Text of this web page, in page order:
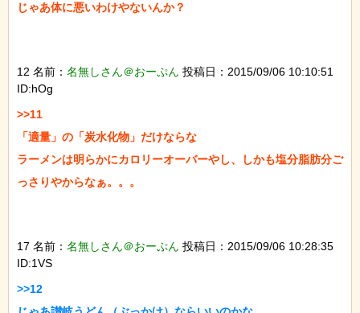
じゃあ体に悪いわけやないんか？
12 名前： 名無しさん＠おーぷん 投稿日：2015/09/06 10:10:51
ID:hOg
>>11
「適量」の「炭水化物」だけならな
ラーメンは明らかにカロリーオーバーやし、しかも塩分脂肪分ご
っさりやからなぁ。。。
17 名前： 名無しさん＠おーぷん 投稿日：2015/09/06 10:28:35
ID:1VS
>>12